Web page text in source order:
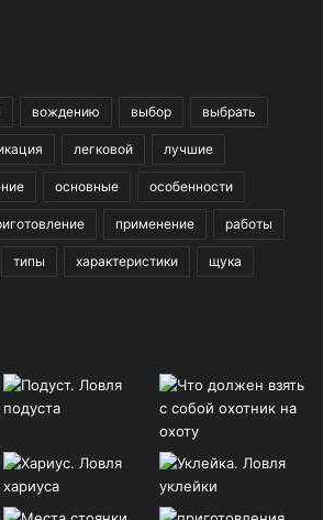
вождению выбор выбрать
легковой лучшие
основные особенности
применение работы
типы характеристики щука